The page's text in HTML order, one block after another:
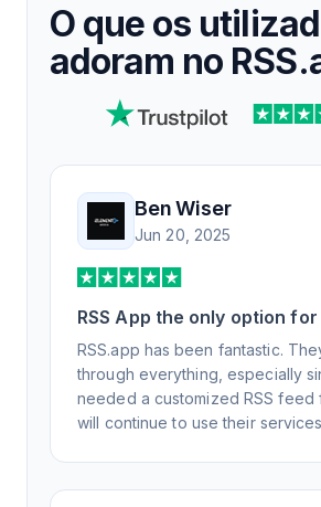
O que os
adoram no
Ben Wiser
Jun 20, 2025
RSS App the only option for
generation
RSS.app has been fantastic.
through everything, especially
needed a customized RSS feed
will continue to use their